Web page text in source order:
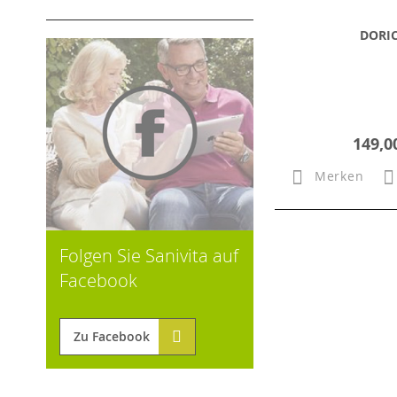
Merken
Folgen Sie Sanivita auf
Facebook
Zu Facebook